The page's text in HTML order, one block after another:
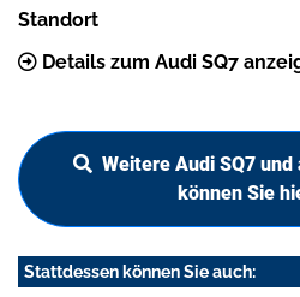
Standort
Details zum Audi SQ7
Weitere Audi SQ7
können Sie
Stattdessen können Sie auch: